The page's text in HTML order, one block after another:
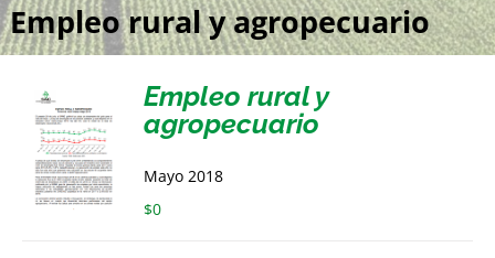
Empleo rural y agropecuario
Empleo rural y
agropecuario
Mayo 2018
$0